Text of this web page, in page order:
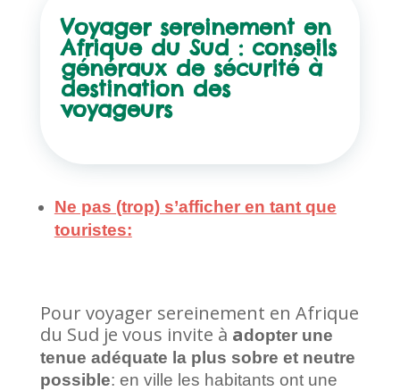
Voyager sereinement en
Afrique du Sud : conseils
généraux de sécurité à
destination des
voyageurs
Ne pas (trop) s’afficher en tant que
touristes:
Pour voyager sereinement en Afrique
du Sud je vous invite à adopterune
tenue adéquate la plus sobre et neutre
possible: en ville les habitants ont une